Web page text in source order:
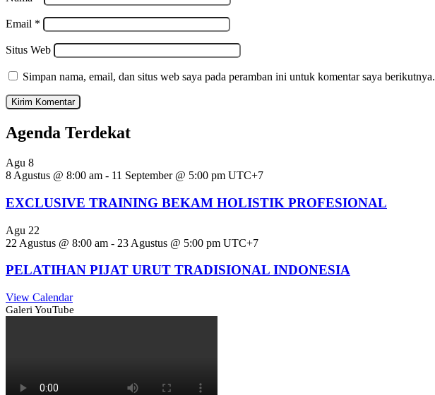
Email *
Situs Web
Simpan nama, email, dan situs web saya pada peramban ini untuk komentar saya berikutnya.
Agenda Terdekat
Agu 8
8 Agustus @ 8:00 am - 11 September @ 5:00 pm UTC+7
EXCLUSIVE TRAINING BEKAM HOLISTIK PROFESIONAL
Agu 22
22 Agustus @ 8:00 am - 23 Agustus @ 5:00 pm UTC+7
PELATIHAN PIJAT URUT TRADISIONAL INDONESIA
View Calendar
Galeri YouTube